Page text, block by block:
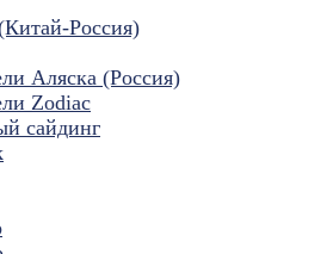
Россия)
Аляска (Россия)
Zodiac
сайдинг